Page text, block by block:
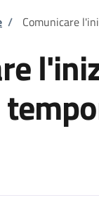
/ Comunicare